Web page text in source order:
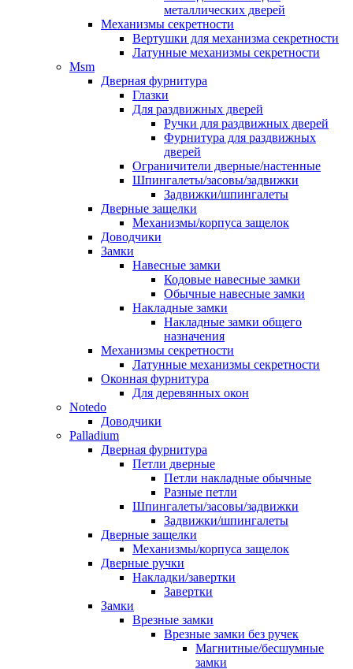
металлических дверей
Механизмы секретности
Вертушки для механизма секретности
Латунные механизмы секретности
Msm
Дверная фурнитура
Глазки
Для раздвижных дверей
Ручки для раздвижных дверей
Фурнитура для раздвижных
дверей
Ограничители дверные/настенные
Шпингалеты/засовы/задвижки
Задвижки/шпингалеты
Дверные защелки
Механизмы/корпуса защелок
Доводчики
Замки
Навесные замки
Кодовые навесные замки
Обычные навесные замки
Накладные замки
Накладные замки общего
назначения
Механизмы секретности
Латунные механизмы секретности
Оконная фурнитура
Для деревянных окон
Notedo
Доводчики
Palladium
Дверная фурнитура
Петли дверные
Петли накладные обычные
Разные петли
Шпингалеты/засовы/задвижки
Задвижки/шпингалеты
Дверные защелки
Механизмы/корпуса защелок
Дверные ручки
Накладки/завертки
Завертки
Замки
Врезные замки
Врезные замки без ручек
Магнитные/бесшумные
замки